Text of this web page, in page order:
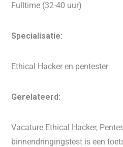
Fulltime (32-40 uur)
Specialisatie:
Ethical Hacker en pentester
Gerelateerd:
Vacature Ethical Hacker,
binnendringingstest is een